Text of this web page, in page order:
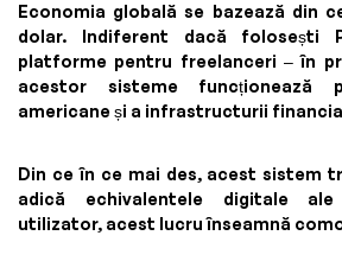
Economia globală se bazează din
dolar. Indiferent dacă folosești
platforme pentru freelanceri – în
acestor sisteme funcționează
americane și a infrastructurii
Din ce în ce mai des, acest sistem
adică echivalentele digitale
utilizator, acest lucru înseamnă